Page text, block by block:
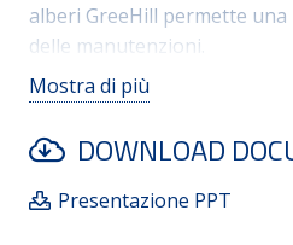
alberi GreeHill permette
delle manutenzioni.
Ulteriori obiettivi del progetto
1 Gestione Efficiente del
operativi
2 Monitoraggio e
predittive
Mostra di più
DOWNLOAD
Presentazione PPT